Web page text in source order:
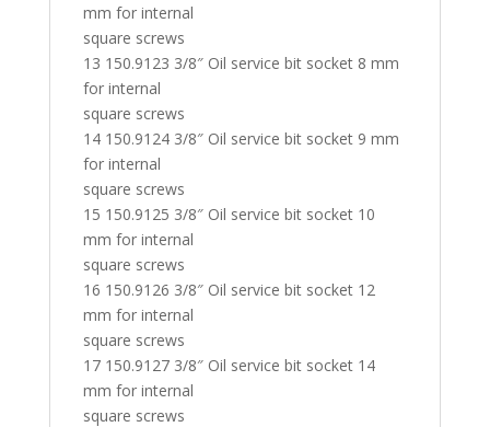
mm for internal
square screws
13 150.9123 3/8″ Oil service bit socket 8 mm
for internal
square screws
14 150.9124 3/8″ Oil service bit socket 9 mm
for internal
square screws
15 150.9125 3/8″ Oil service bit socket 10
mm for internal
square screws
16 150.9126 3/8″ Oil service bit socket 12
mm for internal
square screws
17 150.9127 3/8″ Oil service bit socket 14
mm for internal
square screws